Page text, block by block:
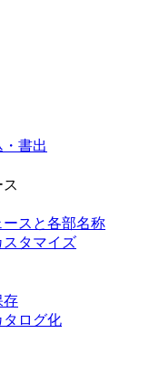
書出
スと各部名称
タマイズ
存
タログ化